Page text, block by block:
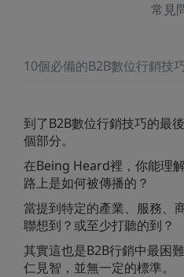
常見
10個必備的B2B數位行銷技
到了B2B數位行銷技巧的最
個部分。
在Being Heard裡，你能理
路上是如何被傳播的？
當提到特定的產業、服務、
聯想到？或至少打聽的到？
其實這也是B2B行銷中最困
仁見智，並無一定的標準。